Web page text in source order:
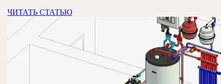
ЧИТАТЬ СТАТЬЮЧИТАТЬ